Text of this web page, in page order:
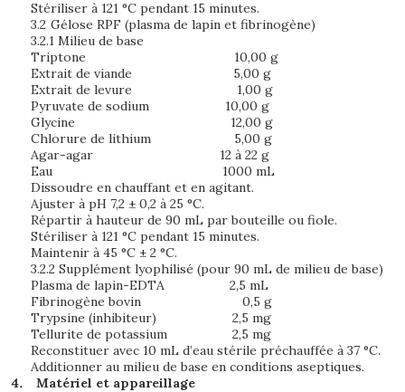
Stériliser à 121 °C pendant 15 minutes.
3.2 Gélose RPF (plasma de lapin et fibrinogène)
3.2.1 Milieu de base
Triptone 10,00 g
Extrait de viande 5,00 g
Extrait de levure 1,00 g
Pyruvate de sodium 10,00 g
Glycine 12,00 g
Chlorure de lithium 5,00 g
Agar-agar 12 à 22 g
Eau 1000 mL
Dissoudre en chauffant et en agitant.
Ajuster à pH 7,2 ± 0,2 à 25 °C.
Répartir à hauteur de 90 mL par bouteille ou fiole.
Stériliser à 121 °C pendant 15 minutes.
Maintenir à 45 °C ± 2 °C.
3.2.2 Supplément lyophilisé (pour 90 mL de milieu de base)
Plasma de lapin-EDTA 2,5 mL
Fibrinogène bovin 0,5 g
Trypsine (inhibiteur) 2,5 mg
Tellurite de potassium 2,5 mg
Reconstituer avec 10 mL d’eau stérile préchauffée à 37 °C.
Additionner au milieu de base en conditions aseptiques.
Matériel et appareillage